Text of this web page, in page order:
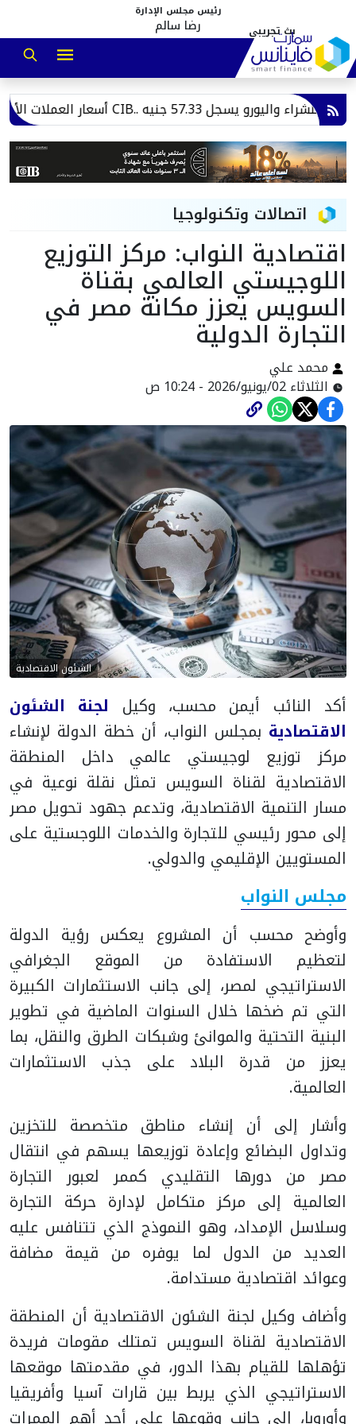
رئيس مجلس الإدارة
رضا سالم
اتصالات وتكنولوجيا
اقتصادية النواب: مركز التوزيع
اللوجيستي العالمي بقناة
السويس يعزز مكانة مصر في
التجارة الدولية
محمد علي
الثلاثاء 02/يونيو/2026 - 10:24 ص
الشئون الاقتصادية
أكد النائب أيمن محسب، وكيل لجنة الشئون
الاقتصادية بمجلس النواب، أن خطة الدولة لإنشاء
مركز توزيع لوجيستي عالمي داخل المنطقة
الاقتصادية لقناة السويس تمثل نقلة نوعية في
مسار التنمية الاقتصادية، وتدعم جهود تحويل مصر
إلى محور رئيسي للتجارة والخدمات اللوجستية على
المستويين الإقليمي والدولي.
مجلس النواب
وأوضح محسب أن المشروع يعكس رؤية الدولة
لتعظيم الاستفادة من الموقع الجغرافي
الاستراتيجي لمصر، إلى جانب الاستثمارات الكبيرة
التي تم ضخها خلال السنوات الماضية في تطوير
البنية التحتية والموانئ وشبكات الطرق والنقل، بما
يعزز من قدرة البلاد على جذب الاستثمارات
العالمية.
وأشار إلى أن إنشاء مناطق متخصصة للتخزين
وتداول البضائع وإعادة توزيعها يسهم في انتقال
مصر من دورها التقليدي كممر لعبور التجارة
العالمية إلى مركز متكامل لإدارة حركة التجارة
وسلاسل الإمداد، وهو النموذج الذي تتنافس عليه
العديد من الدول لما يوفره من قيمة مضافة
وعوائد اقتصادية مستدامة.
وأضاف وكيل لجنة الشئون الاقتصادية أن المنطقة
الاقتصادية لقناة السويس تمتلك مقومات فريدة
تؤهلها للقيام بهذا الدور، في مقدمتها موقعها
الاستراتيجي الذي يربط بين قارات آسيا وأفريقيا